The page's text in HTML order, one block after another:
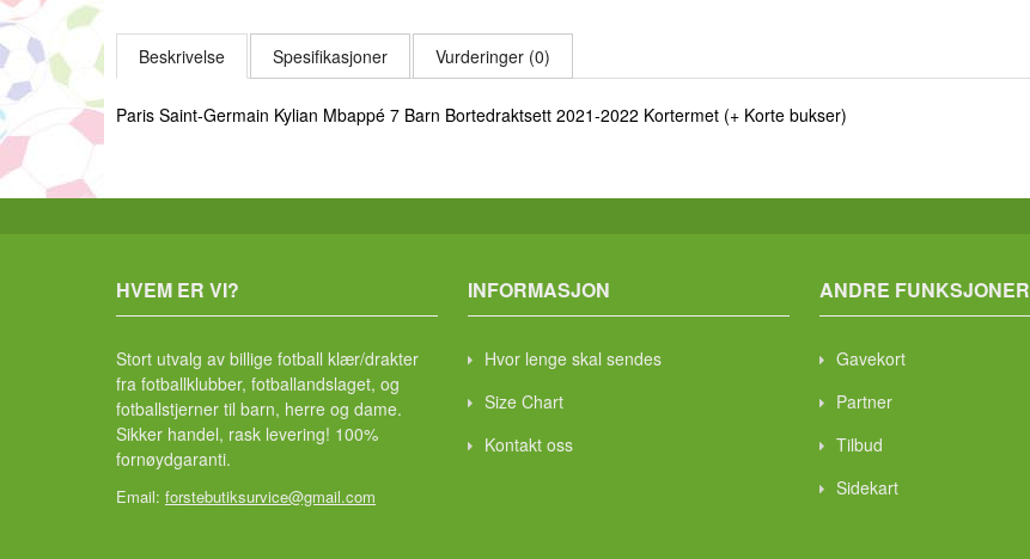
Beskrivelse Spesifikasjoner Vurderinger (0)
Paris Saint-Germain Kylian Mbappé 7 Barn Bortedraktsett 2021-2022 Kortermet (+ Korte bukser)
HVEM ER VI?
Stort utvalg av billige fotball klær/drakter
fra fotballklubber, fotballandslaget, og
fotballstjerner til barn, herre og dame.
Sikker handel, rask levering! 100%
fornøydgaranti.
Email: forstebutiksurvice@gmail.com
INFORMASJON
Hvor lenge skal sendes
Size Chart
Kontakt oss
ANDRE FUNKSJONER
Gavekort
Partner
Tilbud
Sidekart